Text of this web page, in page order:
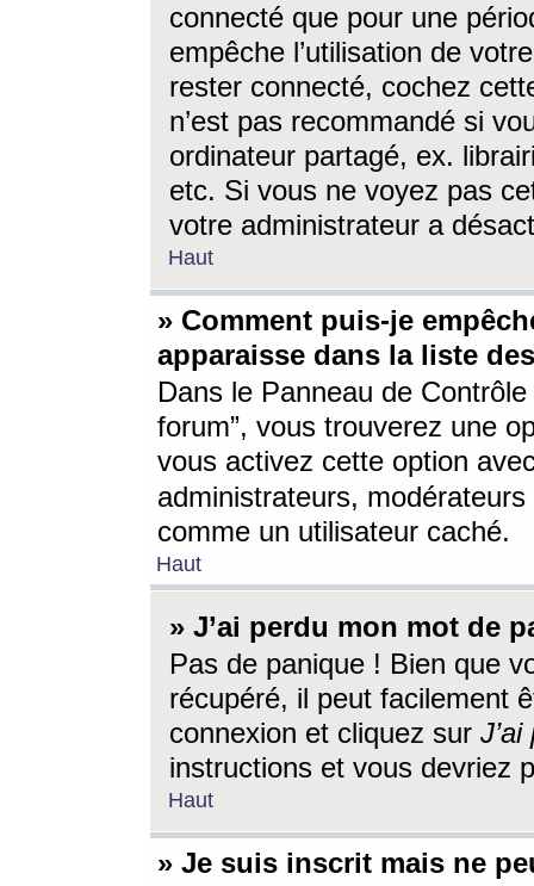
connecté que pour une
empêche l’utilisation de
rester connecté, cochez
n’est pas recommandé si
ordinateur partagé, ex.
etc. Si vous ne voyez pas
votre administrateur a
Haut
» Comment puis-je
apparaisse dans la liste
Dans le Panneau de
forum”, vous trouverez une
vous activez cette option
administrateurs,
comme un utilisateur caché.
Haut
» J’ai perdu mon mot de
Pas de panique ! Bien que
récupéré, il peut facilement
connexion et cliquez sur
instructions et vous devriez
Haut
» Je suis inscrit mais ne